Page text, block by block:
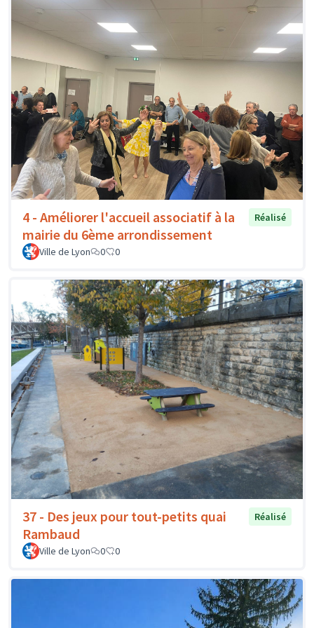
4 - Améliorer l'accueil associatif à la
mairie du 6ème arrondissement
Réalisé
Ville de Lyon 0 0
37 - Des jeux pour tout-petits quai
Rambaud
Réalisé
Ville de Lyon 0 0